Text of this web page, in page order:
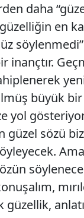
daha
en
büyük
yol
güzel sözü